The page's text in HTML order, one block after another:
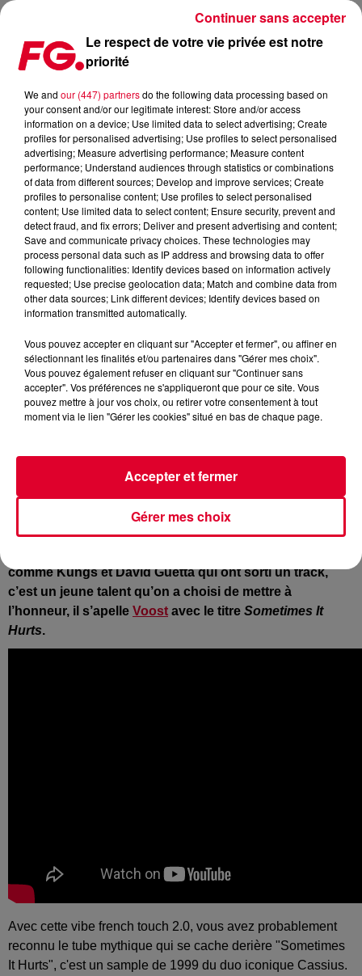
RELEASE FG : VOOST – SOMETIMES IT HURTS
Publié : 29 octobre 2021 à 8h46 par Jean-Baptiste
BLANDIN
Comme chaque semaine, Radio FG vous fait découvrir
la release de la semaine, vous savez la dernière sortie
comme Kungs et David Guetta qui ont sorti un track,
c’est un jeune talent qu’on a choisi de mettre à
l’honneur, il s’apelle Voost avec le titre Sometimes It
Hurts.
Avec cette vibe french touch 2.0, vous avez probablement
reconnu le tube mythique qui se cache derière "Sometimes
It Hurts", c'est un sample de 1999 du duo iconique Cassius.
Le respect de votre vie privée est notre
priorité
We and our (447) partnersdo the following data processing based on
your consent and/or our legitimate interest: Store and/or access
information on a device; Use limited data to select advertising; Create
profiles for personalised advertising; Use profiles to select personalised
advertising; Measure advertising performance; Measure content
performance; Understand audiences through statistics or combinations
of data from different sources; Develop and improve services; Create
profiles to personalise content; Use profiles to select personalised
content; Use limited data to select content; Ensure security, prevent and
detect fraud, and fix errors; Deliver and present advertising and content;
Save and communicate privacy choices. These technologies may
process personal data such as IP address and browsing data to offer
following functionalities: Identify devices based on information actively
requested; Use precise geolocation data; Match and combine data from
other data sources; Link different devices; Identify devices based on
information transmitted automatically.
Vous pouvez accepter en cliquant sur "Accepter et fermer", ou affiner en
sélectionnant les finalités et/ou partenaires dans "Gérer mes choix".
Vous pouvez également refuser en cliquant sur "Continuer sans
accepter". Vos préférences ne s'appliqueront que pour ce site. Vous
pouvez mettre à jour vos choix, ou retirer votre consentement à tout
moment via le lien "Gérer les cookies" situé en bas de chaque page.
Gérer mes choix
Accepter et fermer
Continuer sans accepter